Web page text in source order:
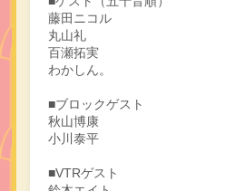
藤田ニコル
丸山礼
百瀬拓実
わかしん。
■ブロックゲスト
秋山博康
小川泰平
■VTRゲスト